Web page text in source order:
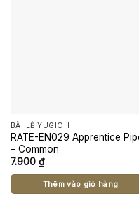
BÀI LẺ YUGIOH
RATE-EN029 Apprentice
– Common
7.900 ₫
Thêm vào giỏ hàng